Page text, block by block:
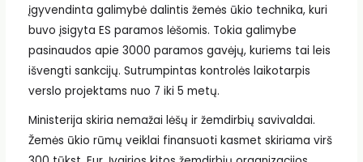
įgyvendinta galimybė dalintis žemės ūkio technika, kuri
buvo įsigyta ES paramos lėšomis. Tokia galimybe
pasinaudos apie 3000 paramos gavėjų, kuriems tai leis
išvengti sankcijų. Sutrumpintas kontrolės laikotarpis
verslo projektams nuo 7 iki 5 metų.
Ministerija skiria nemažai lėšų ir žemdirbių savivaldai.
Žemės ūkio rūmų veiklai finansuoti kasmet skiriama virš